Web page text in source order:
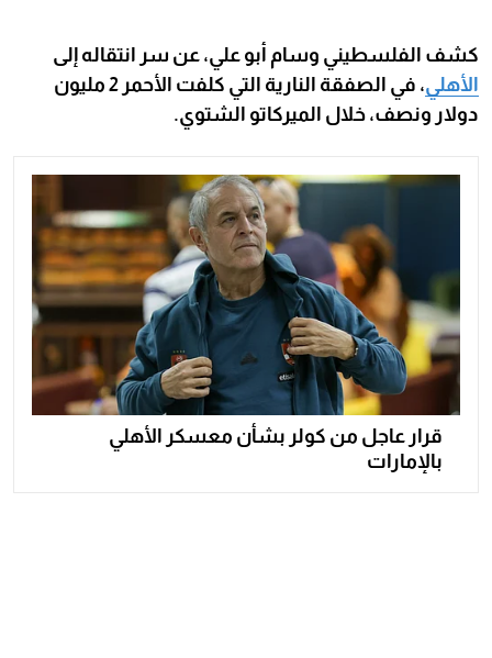
كشف الفلسطيني وسام أبو علي، عن سر انتقاله إلى
الأهلي
، في الصفقة النارية التي كلفت الأحمر 2 مليون
دولار ونصف، خلال الميركاتو الشتوي.
قرار عاجل من كولر بشأن معسكر الأهلي
بالإمارات